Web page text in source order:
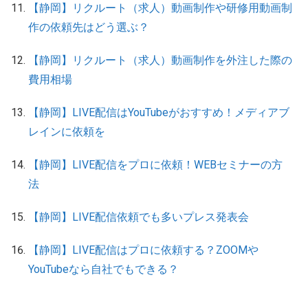
【静岡】リクルート（求人）動画制作や研修用動画制
作の依頼先はどう選ぶ？
【静岡】リクルート（求人）動画制作を外注した際の
費用相場
【静岡】LIVE配信はYouTubeがおすすめ！メディアブ
レインに依頼を
【静岡】LIVE配信をプロに依頼！WEBセミナーの方
法
【静岡】LIVE配信依頼でも多いプレス発表会
【静岡】LIVE配信はプロに依頼する？ZOOMや
YouTubeなら自社でもできる？